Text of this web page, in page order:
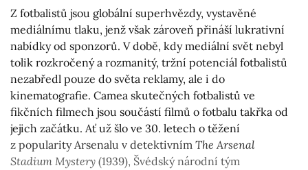
Z fotbalistů jsou globální superhvězdy, vystavěné
mediálnímu tlaku, jenž však zároveň přináší lukrativní
nabídky od sponzorů. V době, kdy mediální svět nebyl
tolik rozkročený a rozmanitý, tržní potenciál fotbalistů
nezabředl pouze do světa reklamy, ale i do
kinematografie. Camea skutečných fotbalistů ve
fikčních filmech jsou součástí filmů o fotbalu takřka od
jejich začátku. Ať už šlo ve 30. letech o těžení
z popularity Arsenalu v detektivním The Arsenal
Stadium Mystery (1939), Švédský národní tým